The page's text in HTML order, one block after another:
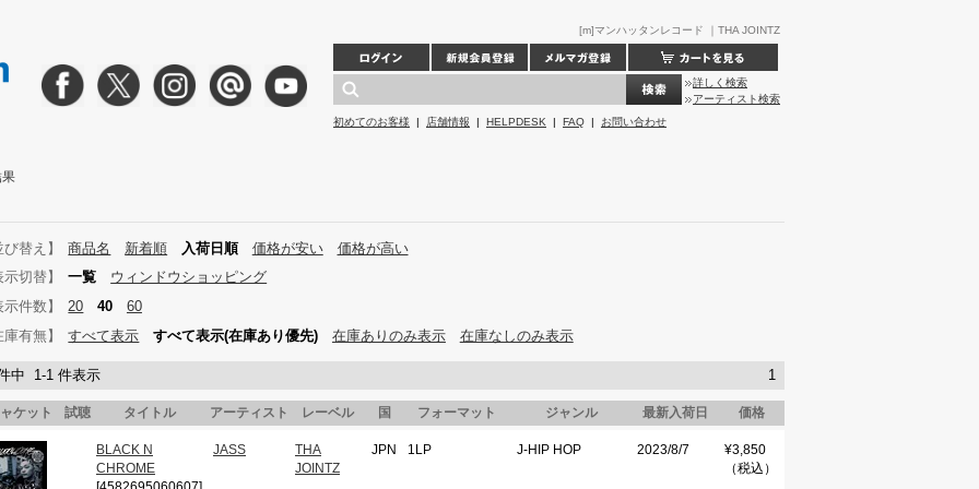
[m]マンハッタンレコード ｜THA JOINTZ
詳しく検索
アーティスト検索
初めてのお客様 | 店舗情報 | HELPDESK | FAQ | お問い合わせ
果
替え】 商品名 新着順 入荷日順 価格が安い
価格が高い
切替】
一覧
ウィンドウショッピング
件数】
20 40
60
有無】
すべて表示 すべて表示(在庫あり優先) 在庫ありのみ表示 在庫なしのみ表示
中 1-1 件表示 1
ケット 試聴 タイトル アーティスト レーベル 国 フォーマット ジャンル 最新入荷日 価格
BLACK N
CHROME
JASS
THA
JOINTZ
JPN 1LP J-HIP HOP 2023/8/7
¥3,850
（税込）